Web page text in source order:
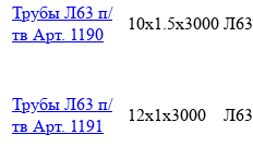
Трубы Л63 п/
тв Арт. 1190
10х1.5х3000 Л63
Трубы Л63 п/
тв Арт. 1191
12х1х3000 Л63